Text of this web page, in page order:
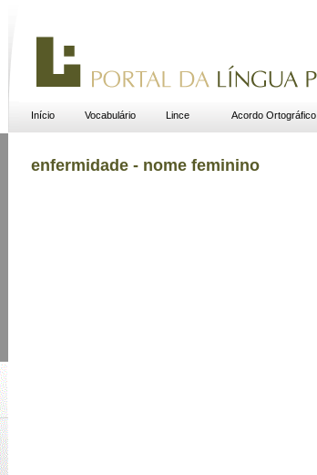
Início Vocabulário Lince Acordo Ortográfico
enfermidade - nome feminino